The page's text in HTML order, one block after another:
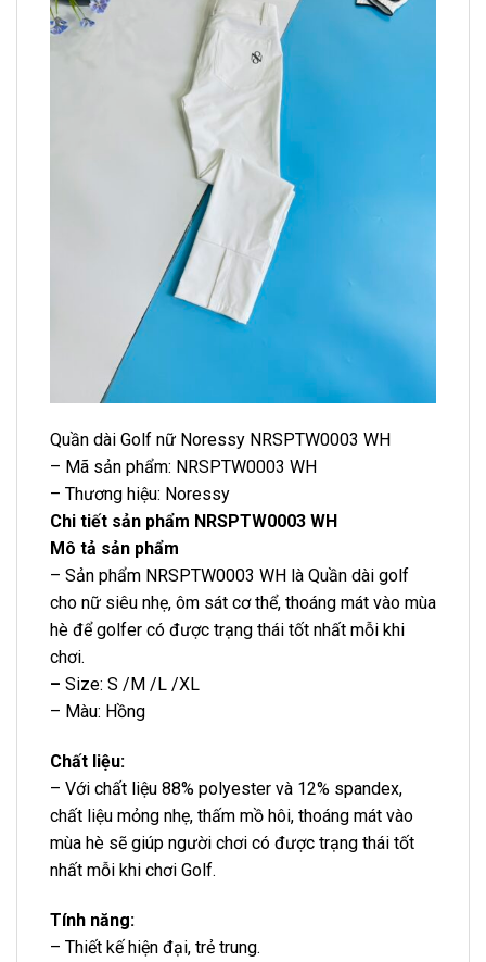
Quần dài Golf nữ Noressy NRSPTW0003 WH
– Mã sản phẩm: NRSPTW0003 WH
– Thương hiệu: Noressy
Chi tiết sản phẩm NRSPTW0003 WH
Mô tả sản phẩm
– Sản phẩm NRSPTW0003 WH là Quần dài golf
cho nữ siêu nhẹ, ôm sát cơ thể, thoáng mát vào mùa
hè để golfer có được trạng thái tốt nhất mỗi khi
chơi.
– Size: S /M /L /XL
– Màu: Hồng
Chất liệu:
– Với chất liệu 88% polyester và 12% spandex,
chất liệu mỏng nhẹ, thấm mồ hôi, thoáng mát vào
mùa hè sẽ giúp người chơi có được trạng thái tốt
nhất mỗi khi chơi Golf.
Tính năng:
– Thiết kế hiện đại, trẻ trung.